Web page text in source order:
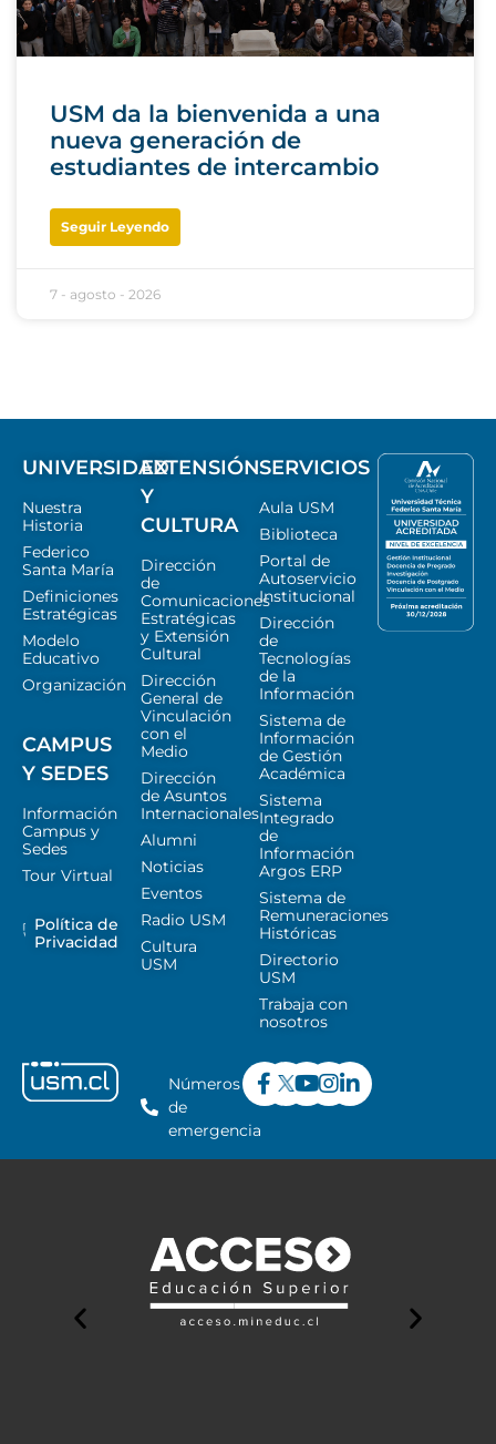
USM da la bienvenida a una
nueva generación de
estudiantes de intercambio
Seguir Leyendo
7 - agosto - 2026
UNIVERSIDAD
Nuestra
Historia
Federico
Santa María
Definiciones
Estratégicas
Modelo
Educativo
Organización
CAMPUS
Y SEDES
Información
Campus y
Sedes
Tour Virtual
Política de
Privacidad
EXTENSIÓN
Y
CULTURA
Dirección
de
Comunicaciones
Estratégicas
y Extensión
Cultural
Dirección
General de
Vinculación
con el
Medio
Dirección
de Asuntos
Internacionales
Alumni
Noticias
Eventos
Radio USM
Cultura
USM
SERVICIOS
Aula USM
Biblioteca
Portal de
Autoservicio
Institucional
Dirección
de
Tecnologías
de la
Información
Sistema de
Información
de Gestión
Académica
Sistema
Integrado
de
Información
Argos ERP
Sistema de
Remuneraciones
Históricas
Directorio
USM
Trabaja con
nosotros
Números
de
emergencia